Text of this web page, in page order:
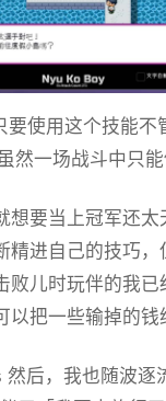
要使用这个技能不
然一场战斗中只
想要当上冠军还太
精进自己的技巧，
败儿时玩伴的我已
以把一些输掉的钱
后，我也随波逐